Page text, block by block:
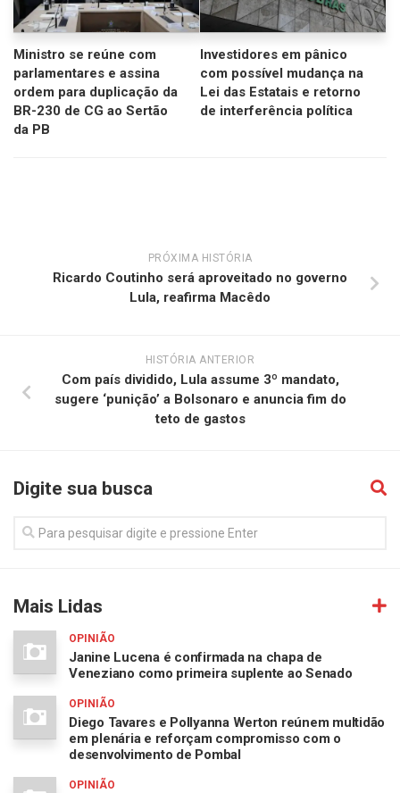
Ministro se reúne com
parlamentares e assina
ordem para duplicação da
BR-230 de CG ao Sertão
da PB
Investidores em pânico
com possível mudança na
Lei das Estatais e retorno
de interferência política
PRÓXIMA HISTÓRIA
Ricardo Coutinho será aproveitado no governo
Lula, reafirma Macêdo
HISTÓRIA ANTERIOR
Com país dividido, Lula assume 3º mandato,
sugere ‘punição’ a Bolsonaro e anuncia fim do
teto de gastos
Digite sua busca
Mais Lidas
OPINIÃO
Janine Lucena é confirmada na chapa de
Veneziano como primeira suplente ao Senado
OPINIÃO
Diego Tavares e Pollyanna Werton reúnem multidão
em plenária e reforçam compromisso com o
desenvolvimento de Pombal
OPINIÃO